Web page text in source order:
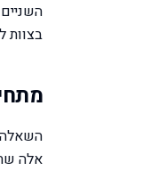
בצוות
אלה